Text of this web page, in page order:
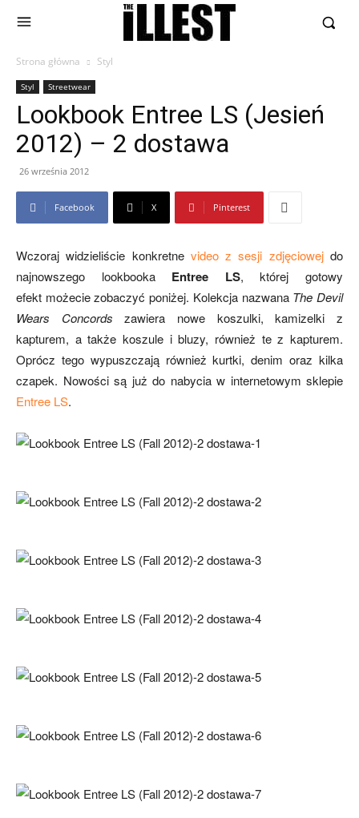
Strona główna Styl
Styl Streetwear
Lookbook Entree LS (Jesień
2012) – 2 dostawa
26 września 2012
Facebook X Pinterest
Wczoraj widzieliście konkretne video z sesji zdjęciowejdo
najnowszego lookbooka Entree LS, której gotowy
efekt możecie zobaczyć poniżej. Kolekcja nazwana The Devil
Wears Concordszawiera nowe koszulki, kamizelki z
kapturem, a także koszule i bluzy, również te z kapturem.
Oprócz tego wypuszczają również kurtki, denim oraz kilka
czapek. Nowości są już do nabycia w internetowym sklepie
Entree LS.